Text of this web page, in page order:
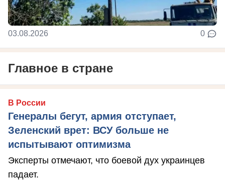
03.08.2026 0
Главное в стране
В России
Генералы бегут, армия отступает,
Зеленский врет: ВСУ больше не
испытывают оптимизма
Эксперты отмечают, что боевой дух украинцев
падает.